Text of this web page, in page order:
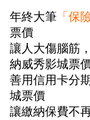
年終大筆 「保
票價
讓人大傷腦筋
納威秀影城票
善用信用卡分
城票價
讓繳納保費不